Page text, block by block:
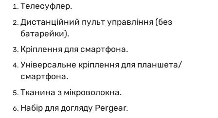
Телесуфлер.
Дистанційний пульт управління (без
батарейки).
Кріплення для смартфона.
Універсальне кріплення для планшета/
смартфона.
Тканина з мікроволокна.
Набір для догляду Pergear.